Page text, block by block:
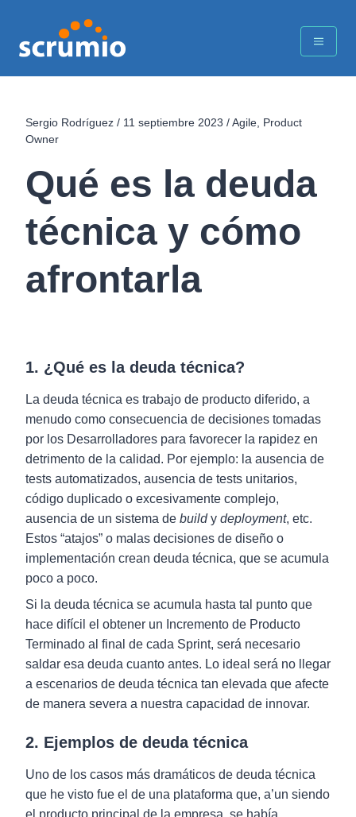
Sergio Rodríguez / 11 septiembre 2023 /Agile Product
Owner
Qué es la deuda
técnica y cómo
afrontarla
1. ¿Qué es la deuda técnica?
La deuda técnica es trabajo de producto diferido, a
menudo como consecuencia de decisiones tomadas
por los Desarrolladores para favorecer la rapidez en
detrimento de la calidad. Por ejemplo: la ausencia de
tests automatizados, ausencia de tests unitarios,
código duplicado o excesivamente complejo,
ausencia de un sistema de buildy deployment, etc.
Estos “atajos” o malas decisiones de diseño o
implementación crean deuda técnica, que se acumula
poco a poco.
Si la deuda técnica se acumula hasta tal punto que
hace difícil el obtener un Incremento de Producto
Terminado al final de cada Sprint, será necesario
saldar esa deuda cuanto antes. Lo ideal será no llegar
a escenarios de deuda técnica tan elevada que afecte
de manera severa a nuestra capacidad de innovar.
2. Ejemplos de deuda técnica
Uno de los casos más dramáticos de deuda técnica
que he visto fue el de una plataforma que, a’un siendo
el producto principal de la empresa, se había